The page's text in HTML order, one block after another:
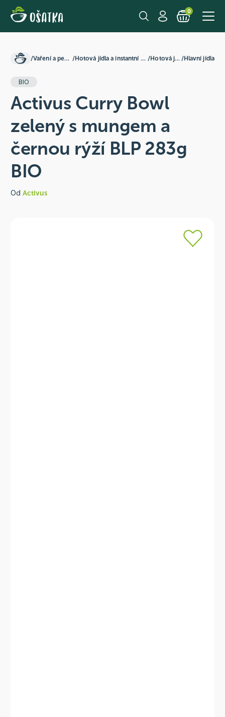
0
/ Vaření a pečení / Hotová jídla a instantní směsi / Hotová jídla /Hlavní jídla
BIO
Activus Curry Bowl
zelený s mungem a
černou rýží BLP 283g
BIO
Od Activus